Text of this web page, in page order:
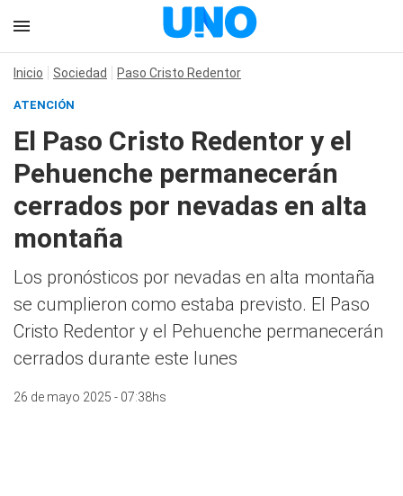
Inicio Sociedad Paso Cristo Redentor
ATENCIÓN
El Paso Cristo Redentor y el
Pehuenche permanecerán
cerrados por nevadas en alta
montaña
Los pronósticos por nevadas en alta montaña
se cumplieron como estaba previsto. El Paso
Cristo Redentor y el Pehuenche permanecerán
cerrados durante este lunes
26 de mayo 2025 - 07:38hs